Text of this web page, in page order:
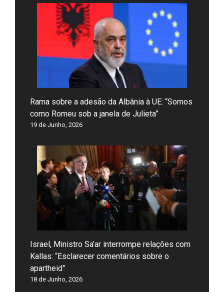
Rama sobre a adesão da Albânia à UE: “Somos
como Romeu sob a janela de Julieta”
19 de Junho, 2026
Israel, Ministro Sa’ar interrompe relações com
Kallas: “Esclarecer comentários sobre o
apartheid”
18 de Junho, 2026